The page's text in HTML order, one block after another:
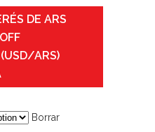
DE ARS
ARS)
Borrar